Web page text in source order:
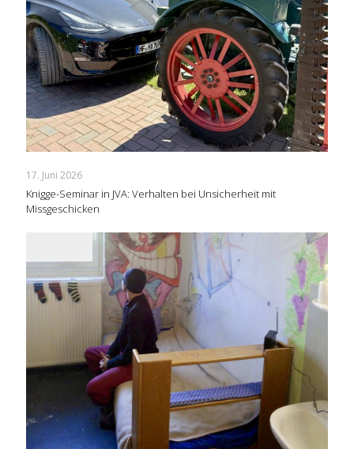
17. Juni 2026
Knigge-Seminar in JVA: Verhalten bei Unsicherheit mit
Missgeschicken